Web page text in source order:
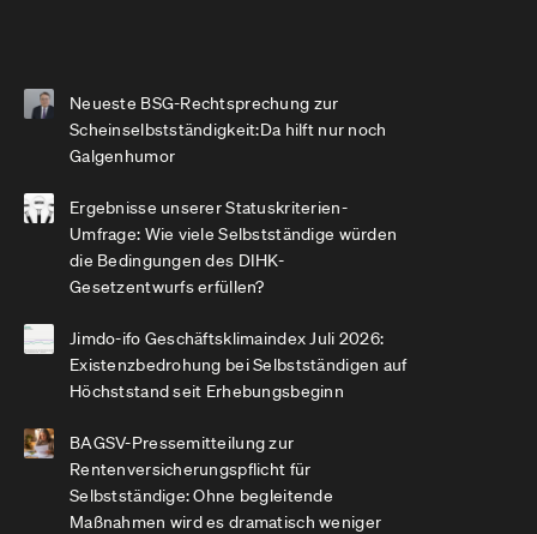
Neueste BSG-Rechtsprechung zur
Scheinselbstständigkeit:Da hilft nur noch
Galgenhumor
Ergebnisse unserer Statuskriterien-
Umfrage: Wie viele Selbstständige würden
die Bedingungen des DIHK-
Gesetzentwurfs erfüllen?
Jimdo-ifo Geschäftsklimaindex Juli 2026:
Existenzbedrohung bei Selbstständigen auf
Höchststand seit Erhebungsbeginn
BAGSV-Pressemitteilung zur
Rentenversicherungspflicht für
Selbstständige: Ohne begleitende
Maßnahmen wird es dramatisch weniger